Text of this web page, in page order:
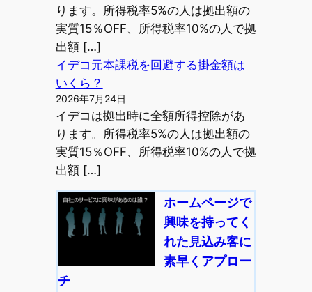
ります。所得税率5%の人は拠出額の
実質15％OFF、所得税率10%の人で拠
出額 […]
イデコ元本課税を回避する掛金額は
いくら？
2026年7月24日
イデコは拠出時に全額所得控除があ
ります。所得税率5%の人は拠出額の
実質15％OFF、所得税率10%の人で拠
出額 […]
ホームページで
興味を持ってく
れた見込み客に
素早くアプロー
チ